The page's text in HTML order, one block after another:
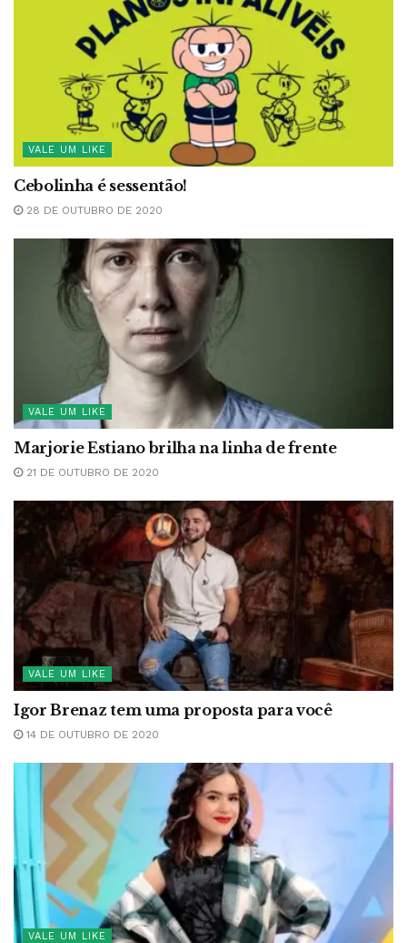
VALE UM LIKE
Cebolinha é sessentão!
28 DE OUTUBRO DE 2020
VALE UM LIKE
Marjorie Estiano brilha na linha de frente
21 DE OUTUBRO DE 2020
VALE UM LIKE
Igor Brenaz tem uma proposta para você
14 DE OUTUBRO DE 2020
VALE UM LIKE